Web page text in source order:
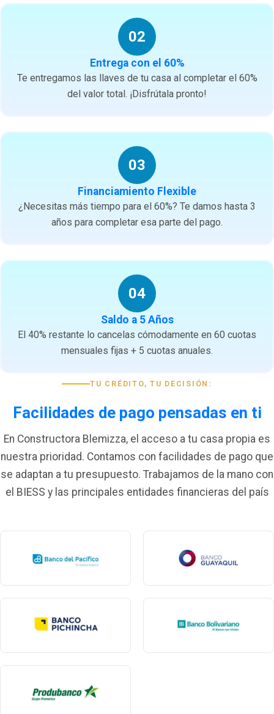
02
Entrega con el 60%
Te entregamos las llaves de tu casa al completar el 60%
del valor total. ¡Disfrútala pronto!
03
Financiamiento Flexible
¿Necesitas más tiempo para el 60%? Te damos hasta 3
años para completar esa parte del pago.
04
Saldo a 5 Años
El 40% restante lo cancelas cómodamente en 60 cuotas
mensuales fijas + 5 cuotas anuales.
TU CRÉDITO, TU DECISIÓN:
Facilidades de pago pensadas en ti
En Constructora Blemizza, el acceso a tu casa propia es
nuestra prioridad. Contamos con facilidades de pago que
se adaptan a tu presupuesto. Trabajamos de la mano con
el BIESS y las principales entidades financieras del país